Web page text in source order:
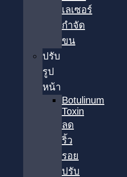
เลเซอร์
กำจัด
ขน
ปรับ
รูป
หน้า
Botulinum
Toxin
ลด
ริ้ว
รอย
ปรับ